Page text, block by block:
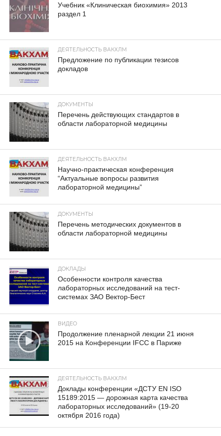
Учебник «Клиническая биохимия» 2013
раздел 1
ДЕЯТЕЛЬНОСТЬ ВАКХЛМ
Предложение по публикации тезисов
докладов
ДОКУМЕНТЫ
Перечень действующих стандартов в
области лабораторной медицины
ДЕЯТЕЛЬНОСТЬ ВАКХЛМ
Научно-практическая конференция
“Актуальные вопросы развития
лабораторной медицины”
ДОКУМЕНТЫ
Перечень методических документов в
области лабораторной медицины
ДОКЛАДЫ
Особенности контроля качества
лабораторных исследований на тест-
системах ЗАО Вектор-Бест
ВИДЕО
Продолжение пленарной лекции 21 июня
2015 на Конференции IFCC в Париже
ДЕЯТЕЛЬНОСТЬ ВАКХЛМ
Доклады конференции «ДСТУ EN ISO
15189:2015 — дорожная карта качества
лабораторных исследований» (19-20
октября 2016 года)